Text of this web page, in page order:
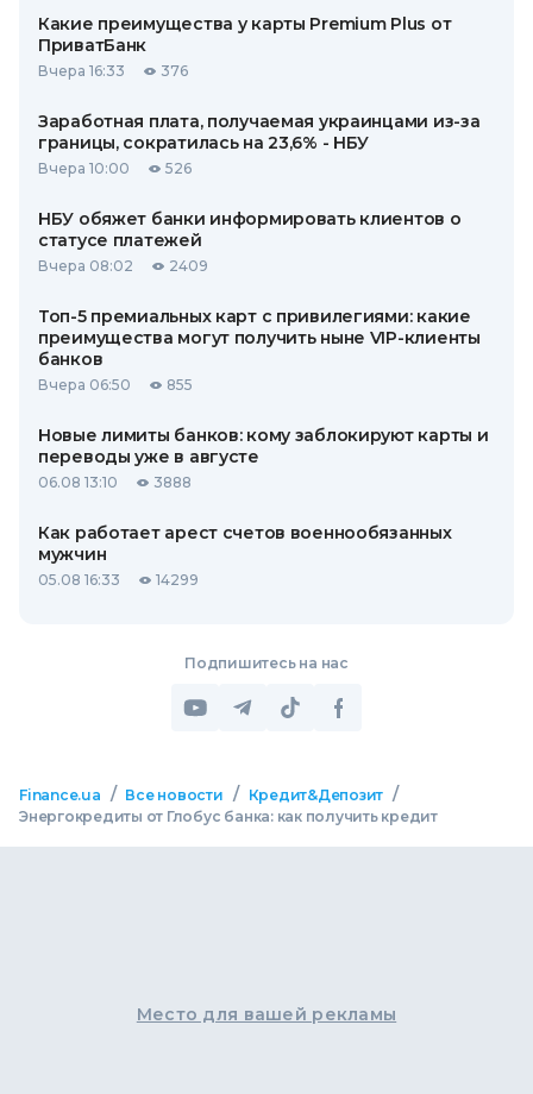
Какие преимущества у карты Premium Plus от
ПриватБанк
Вчера 16:33 376
Заработная плата, получаемая украинцами из-за
границы, сократилась на 23,6% - НБУ
Вчера 10:00 526
НБУ обяжет банки информировать клиентов о
статусе платежей
Вчера 08:02 2409
Топ-5 премиальных карт с привилегиями: какие
преимущества могут получить ныне VIP-клиенты
банков
Вчера 06:50 855
Новые лимиты банков: кому заблокируют карты и
переводы уже в августе
06.08 13:10 3888
Как работает арест счетов военнообязанных
мужчин
05.08 16:33 14299
Подпишитесь на нас
Finance.ua / Все новости / Кредит&Депозит /
Энергокредиты от Глобус банка: как получить кредит
Место для вашей рекламы